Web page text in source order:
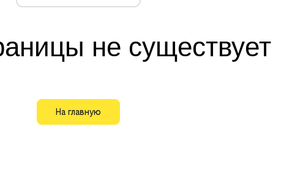
не существует
На главную